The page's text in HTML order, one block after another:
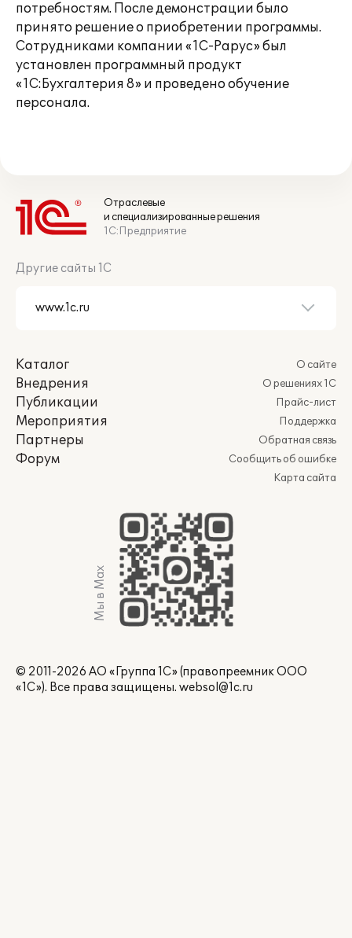
потребностям. После демонстрации было
принято решение о приобретении программы.
Сотрудниками компании «1С-Рарус» был
установлен программный продукт
«1С:Бухгалтерия 8» и проведено обучение
персонала.
Отраслевые
и специализированные решения
1С:Предприятие
Другие сайты 1С
Каталог
Внедрения
Публикации
Мероприятия
Партнеры
Форум
О сайте
О решениях 1С
Прайс-лист
Поддержка
Обратная связь
Сообщить об ошибке
Карта сайта
Мы в Max
© 2011-2026 АО «Группа 1С» (правопреемник ООО
«1С»). Все права защищены. websol@1c.ru